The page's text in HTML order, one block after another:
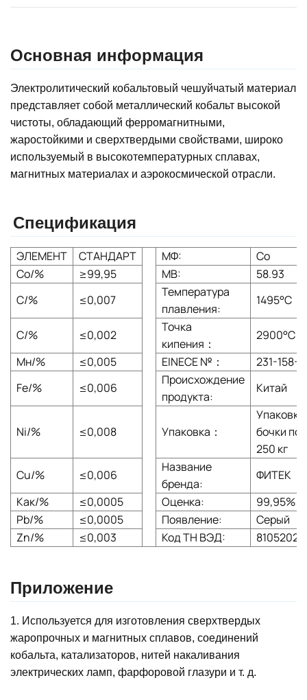
Основная информация
Электролитический кобальтовый чешуйчатый материал
представляет собой металлический кобальт высокой
чистоты, обладающий ферромагнитными,
жаростойкими и сверхтвердыми свойствами, широко
используемый в высокотемпературных сплавах,
магнитных материалах и аэрокосмической отрасли.
Спецификация
ЭЛЕМЕНТ СТАНДАРТ МФ:
Co
Co/%
≥99,95 МВ:
58.93
С/%
≤0,007
Температура
плавления:
1495°С
С/% ≤0,002
Точка
кипения：
2900°С
Мн/%
≤0,005 EINECE №：
231-158-0
Fe/%
≤0,006
Происхождение
продукта:
Китай
Ni/% ≤0,008 Упаковка：
Упаковка
бочки по
250 кг
Cu/%
≤0,006
Название
бренда:
ФИТЕК
Как/%
≤0,0005 Оценка:
99,95%
Pb/%
≤0,0005 Появление:
Серый
Zn/%
≤0,003 Код ТН ВЭД:
Приложение
1. Используется для изготовления сверхтвердых
жаропрочных и магнитных сплавов, соединений
кобальта, катализаторов, нитей накаливания
электрических ламп, фарфоровой глазури и т. д.